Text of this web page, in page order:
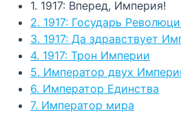
1. 1917: Вперед, Империя!
2. 1917: Государь
3. 1917: Да здравствует
4. 1917: Трон Империи
5. Император двух
6. Император Единства
7. Император мира